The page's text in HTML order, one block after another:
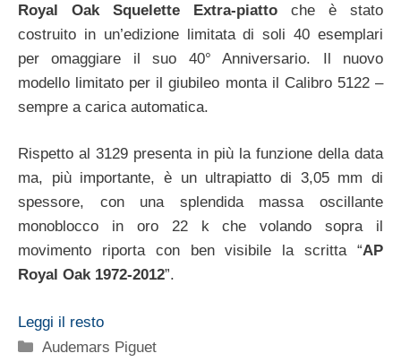
Royal Oak Squelette Extra-piatto che è stato
costruito in un’edizione limitata di soli 40 esemplari
per omaggiare il suo 40° Anniversario. Il nuovo
modello limitato per il giubileo monta il Calibro 5122 –
sempre a carica automatica.
Rispetto al 3129 presenta in più la funzione della data
ma, più importante, è un ultrapiatto di 3,05 mm di
spessore, con una splendida massa oscillante
monoblocco in oro 22 k che volando sopra il
movimento riporta con ben visibile la scritta “AP
Royal Oak 1972-2012”.
Leggi il resto
Categorie
Audemars Piguet